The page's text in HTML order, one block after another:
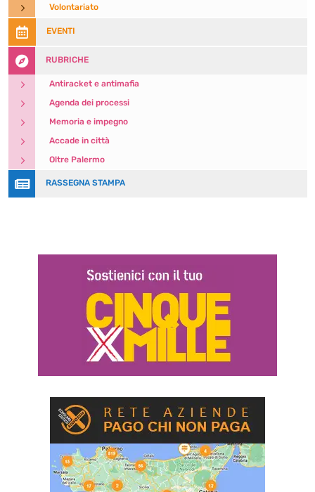
5 Volontariato
 EVENTI
 RUBRICHE
5 Antiracket e antimafia
5 Agenda dei processi
5 Memoria e impegno
5 Accade in città
5 Oltre Palermo
 RASSEGNA STAMPA